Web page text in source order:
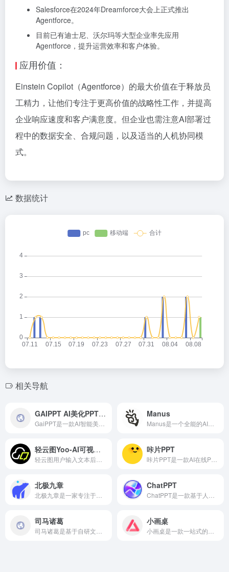
Salesforce在2024年Dreamforce大会上正式推出
Agentforce。
目前已有迪士尼、沃尔玛等大型企业率先应用
Agentforce，提升运营效率和客户体验。
应用价值：
Einstein Copilot（Agentforce）的最大价值在于释放员
工精力，让他们专注于更高价值的战略性工作，并提高
企业响应速度和客户满意度。但企业也需注意AI部署过
程中的数据安全、合规问题，以及适当的人机协同模
式。
数据统计
相关导航
GAIPPT AI美化PPT神器 Manus
轻云图Yoo-AI可视化云图 咔片PPT
北极九章 ChatPPT
司马诸葛 小画桌